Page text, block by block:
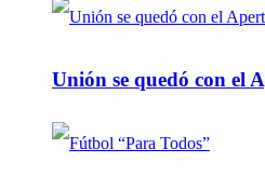
Unión se quedó con el